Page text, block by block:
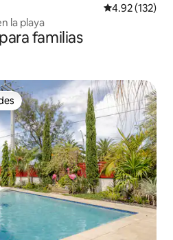
Calificación
4.92 (132)
la playa
familias
entre huéspedes